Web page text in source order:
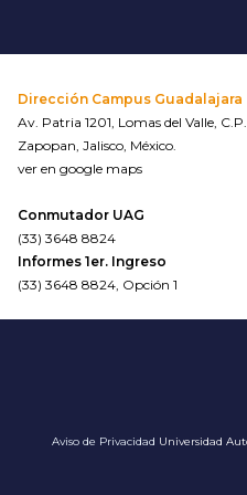
Dirección Campus Guadalajara
Av. Patria 1201, Lomas del Valle,
Zapopan, Jalisco, México.
ver en google maps
Conmutador UAG
(33) 3648 8824
Informes 1er. Ingreso
(33) 3648 8824, Opción 1
Aviso de Privacidad Universidad